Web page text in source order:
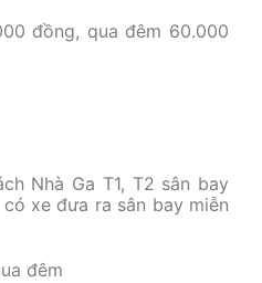
đồng, qua đêm 60.000
Nhà Ga T1, T2 sân bay
xe đưa ra sân bay miễn
đêm